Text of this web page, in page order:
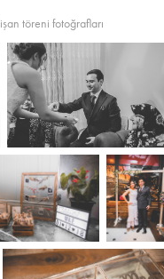
töreni fotoğrafları